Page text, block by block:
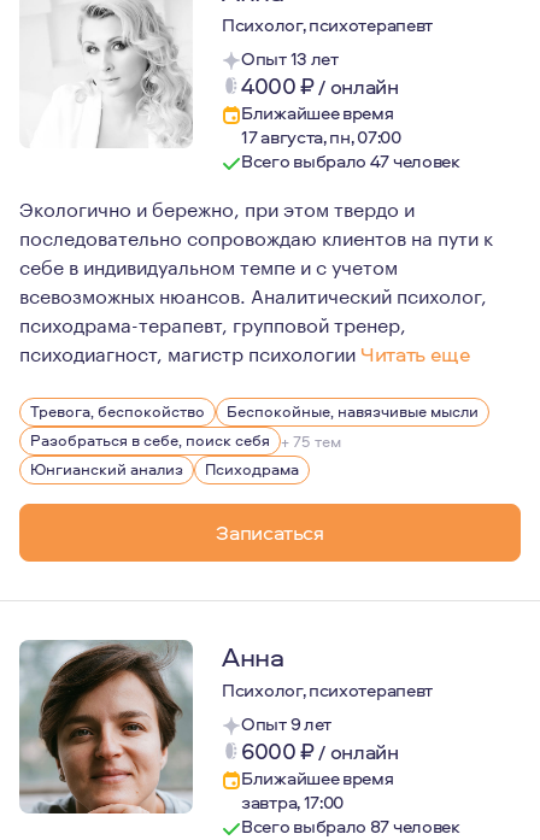
Психолог, психотерапевт
Опыт 13 лет
4000₽/ онлайн
Ближайшее время
17 августа, пн, 07:00
Всего выбрало 47 человек
Экологично и бережно, при этом твердо и
последовательно сопровождаю клиентов на пути к
себе в индивидуальном темпе и с учетом
всевозможных нюансов. Аналитический психолог,
психодрама-терапевт, групповой тренер,
психодиагност, магистр психологии Читать еще
Вот уже 14-ый год я являюсь многодетной мамой, у
Тревога, беспокойство
Беспокойные, навязчивые мысли
Разобраться в себе, поиск себя + 75 тем
Юнгианский анализ
Психодрама
Записаться
Анна
Психолог, психотерапевт
Опыт 9 лет
6000₽/ онлайн
Ближайшее время
завтра, 17:00
Всего выбрало 87 человек